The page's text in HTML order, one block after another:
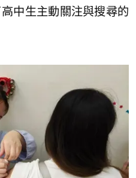
中生主動關注與搜尋的